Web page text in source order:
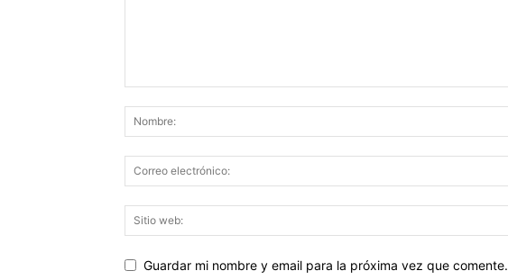
Guardar mi nombre y email para la próxima vez que comente.